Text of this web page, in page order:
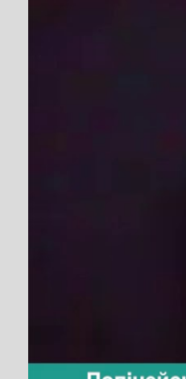
Дівчина вирішила
Інспектору